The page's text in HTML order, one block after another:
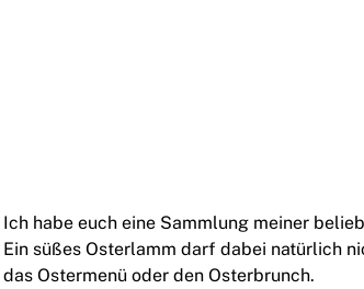
Ich habe euch eine Sammlung meiner
Ein süßes Osterlamm darf dabei natürlich
das Ostermenü oder den Osterbrunch.